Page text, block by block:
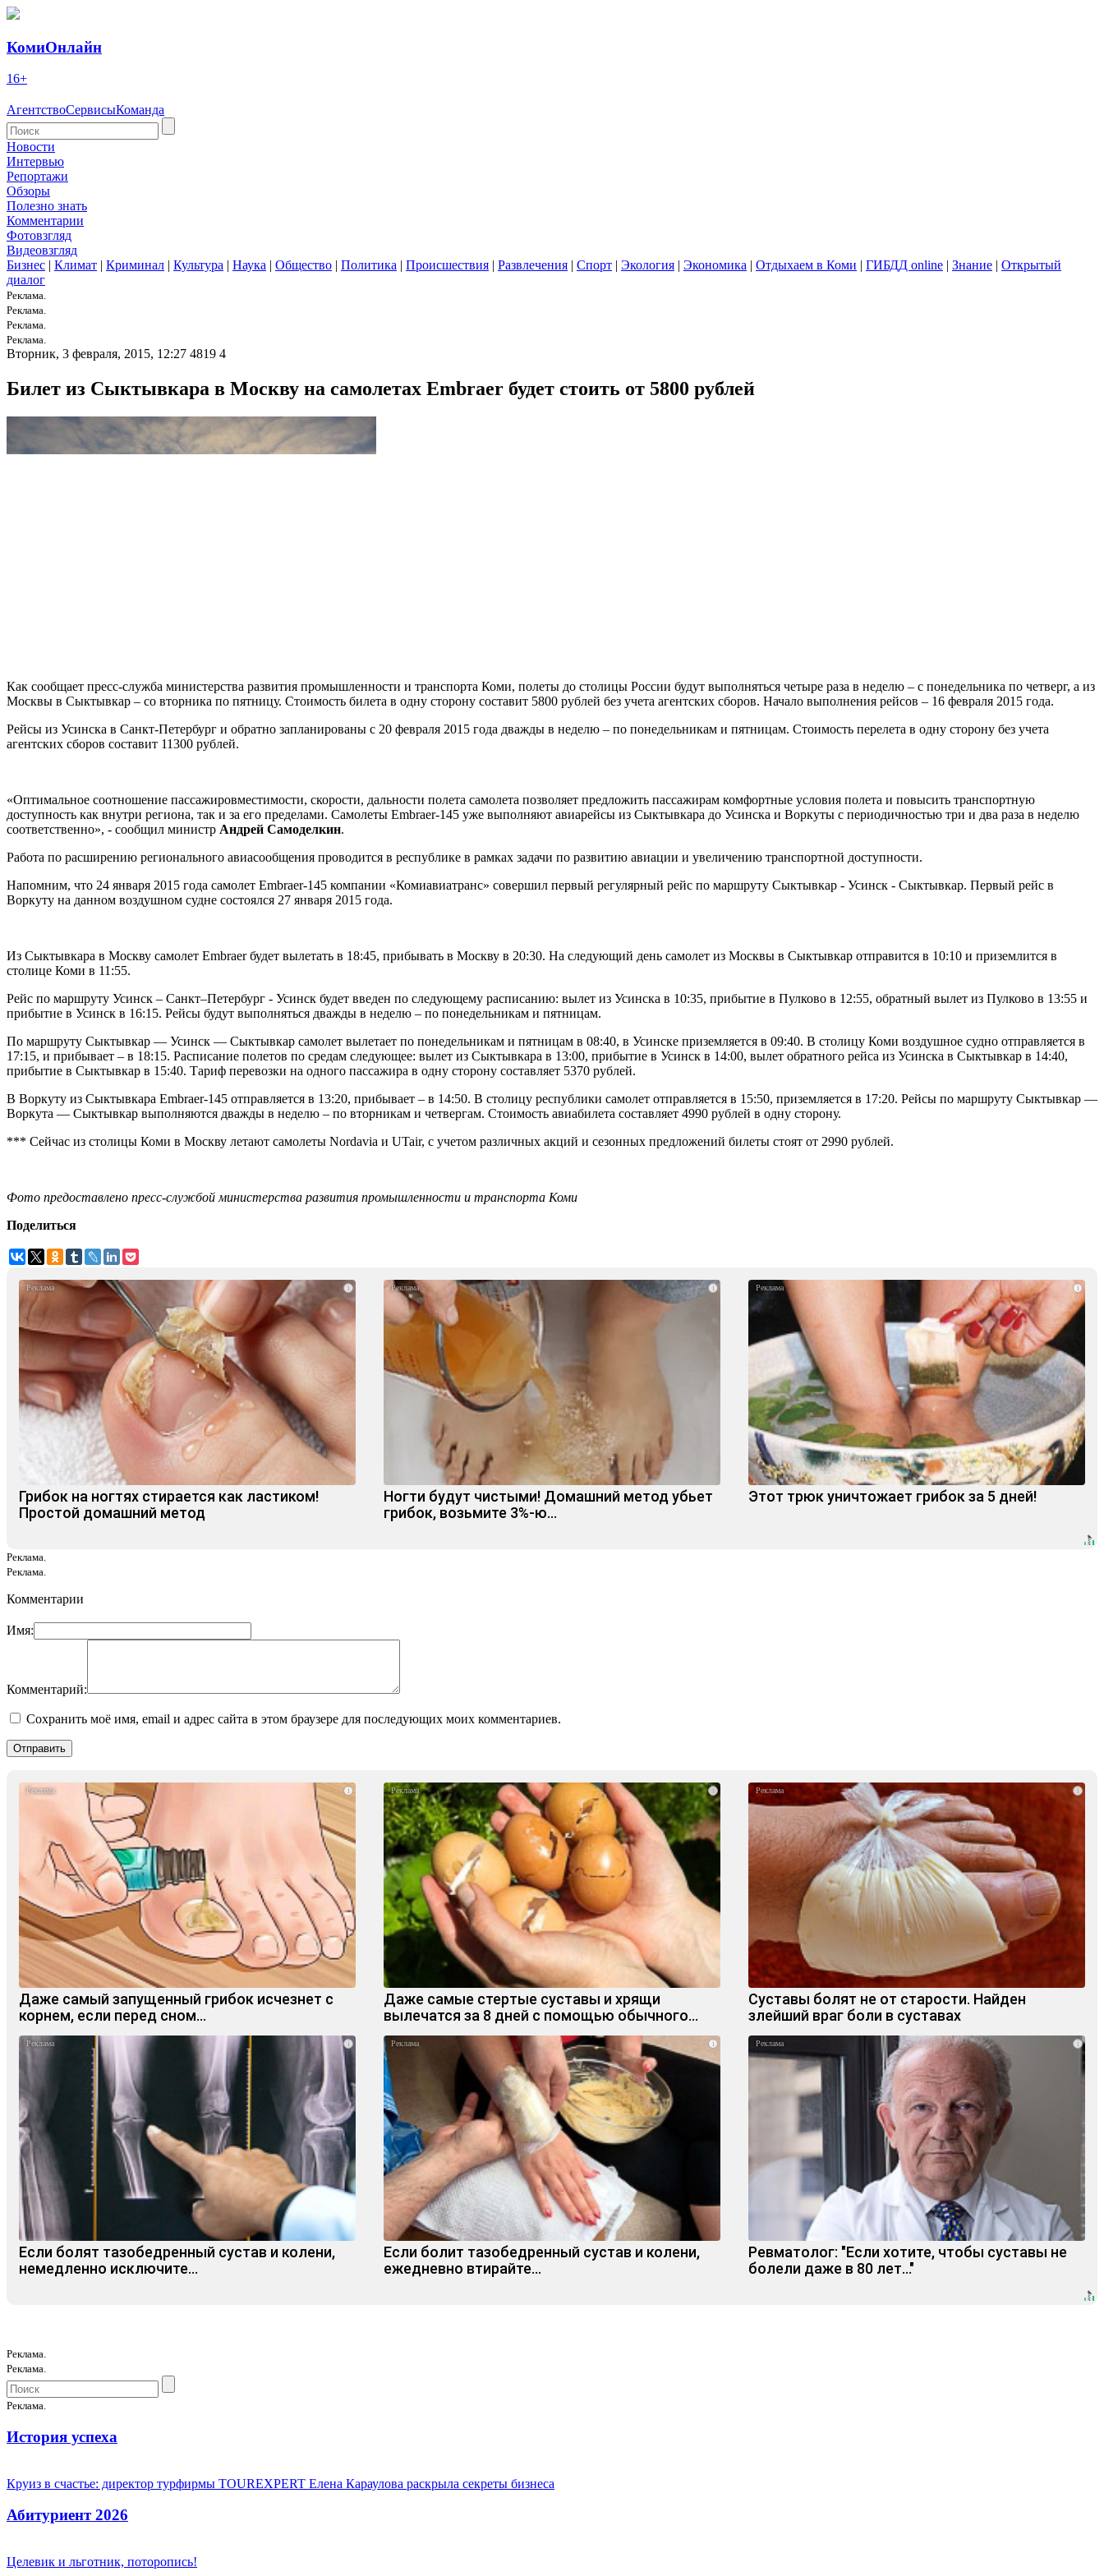
КомиОнлайн
16+
АгентствоСервисыКоманда
Новости
Интервью
Репортажи
Обзоры
Полезно знать
Комментарии
Фотовзгляд
Видеовзгляд
Бизнес | Климат | Криминал | Культура | Наука | Общество | Политика | Происшествия | Развлечения | Спорт | Экология | Экономика | Отдыхаем в Коми | ГИБДД online | Знание | Открытый
диалог
Реклама.
Реклама.
Реклама.
Реклама.
Вторник, 3 февраля, 2015, 12:27 4819 4
Билет из Сыктывкара в Москву на самолетах Embraer будет стоить от 5800 рублей
Как сообщает пресс-служба министерства развития промышленности и транспорта Коми, полеты до столицы России будут выполняться четыре раза в неделю – с понедельника по четверг, а из
Москвы в Сыктывкар – со вторника по пятницу. Стоимость билета в одну сторону составит 5800 рублей без учета агентских сборов. Начало выполнения рейсов – 16 февраля 2015 года.
Рейсы из Усинска в Санкт-Петербург и обратно запланированы с 20 февраля 2015 года дважды в неделю – по понедельникам и пятницам. Стоимость перелета в одну сторону без учета
агентских сборов составит 11300 рублей.
«Оптимальное соотношение пассажировместимости, скорости, дальности полета самолета позволяет предложить пассажирам комфортные условия полета и повысить транспортную
доступность как внутри региона, так и за его пределами. Самолеты Embraer-145 уже выполняют авиарейсы из Сыктывкара до Усинска и Воркуты с периодичностью три и два раза в неделю
соответственно», - сообщил министр Андрей Самоделкин.
Работа по расширению регионального авиасообщения проводится в республике в рамках задачи по развитию авиации и увеличению транспортной доступности.
Напомним, что 24 января 2015 года самолет Embraer-145 компании «Комиавиатранс» совершил первый регулярный рейс по маршруту Сыктывкар - Усинск - Сыктывкар. Первый рейс в
Воркуту на данном воздушном судне состоялся 27 января 2015 года.
Из Сыктывкара в Москву самолет Embraer будет вылетать в 18:45, прибывать в Москву в 20:30. На следующий день самолет из Москвы в Сыктывкар отправится в 10:10 и приземлится в
столице Коми в 11:55.
Рейс по маршруту Усинск – Санкт–Петербург - Усинск будет введен по следующему расписанию: вылет из Усинска в 10:35, прибытие в Пулково в 12:55, обратный вылет из Пулково в 13:55 и
прибытие в Усинск в 16:15. Рейсы будут выполняться дважды в неделю – по понедельникам и пятницам.
По маршруту Сыктывкар — Усинск — Сыктывкар самолет вылетает по понедельникам и пятницам в 08:40, в Усинске приземляется в 09:40. В столицу Коми воздушное судно отправляется в
17:15, и прибывает – в 18:15. Расписание полетов по средам следующее: вылет из Сыктывкара в 13:00, прибытие в Усинск в 14:00, вылет обратного рейса из Усинска в Сыктывкар в 14:40,
прибытие в Сыктывкар в 15:40. Тариф перевозки на одного пассажира в одну сторону составляет 5370 рублей.
В Воркуту из Сыктывкара Embraer-145 отправляется в 13:20, прибывает – в 14:50. В столицу республики самолет отправляется в 15:50, приземляется в 17:20. Рейсы по маршруту Сыктывкар —
Воркута — Сыктывкар выполняются дважды в неделю – по вторникам и четвергам. Стоимость авиабилета составляет 4990 рублей в одну сторону.
*** Сейчас из столицы Коми в Москву летают самолеты Nordavia и UTair, с учетом различных акций и сезонных предложений билеты стоят от 2990 рублей.
Фото предоставлено пресс-службой министерства развития промышленности и транспорта Коми
Поделиться
i
Грибок на ногтях стирается как ластиком!
Простой домашний метод
i
Ногти будут чистыми! Домашний метод убьет
грибок, возьмите 3%-ю…
i
Этот трюк уничтожает грибок за 5 дней!
Реклама.
Реклама.
Комментарии
Имя:
Комментарий:
Сохранить моё имя, email и адрес сайта в этом браузере для последующих моих комментариев.
i
Даже самый запущенный грибок исчезнет с
корнем, если перед сном…
i
Даже самые стертые суставы и хрящи
вылечатся за 8 дней с помощью обычного…
i
Суставы болят не от старости. Найден
злейший враг боли в суставах
i
Если болят тазобедренный сустав и колени,
немедленно исключите...
i
Если болит тазобедренный сустав и колени,
ежедневно втирайте...
i
Ревматолог: "Если хотите, чтобы суставы не
болели даже в 80 лет..."
Реклама.
Реклама.
Реклама.
История успеха
Круиз в счастье: директор турфирмы TOUREXPERT Елена Караулова раскрыла секреты бизнеса
Абитуриент 2026
Целевик и льготник, поторопись!